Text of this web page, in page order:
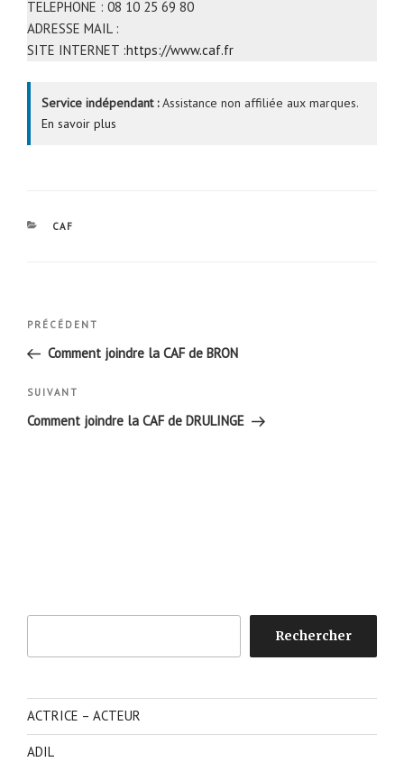
TELEPHONE : 08 10 25 69 80
ADRESSE MAIL :
SITE INTERNET :https://www.caf.fr
Service indépendant :Assistance non affiliée aux marques.
En savoir plus
CATÉGORIES
CAF
Navigation
l’article
Article
précédent
PRÉCÉDENT
Comment joindre la CAF de BRON
Article
suivant
SUIVANT
Comment joindre la CAF de DRULINGE
Rechercher
ACTRICE – ACTEUR
ADIL